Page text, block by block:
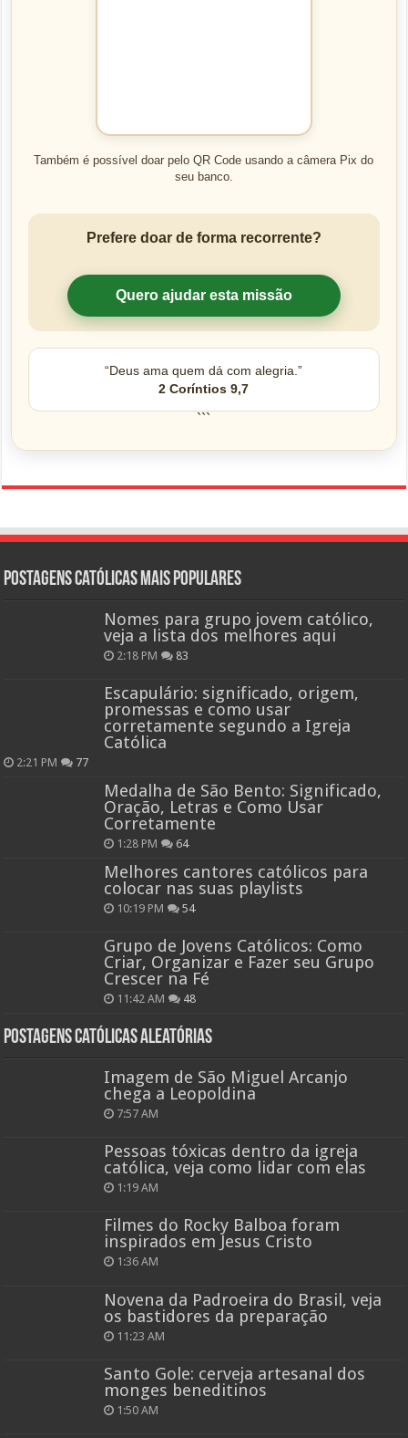
Também é possível doar pelo QR Code usando a câmera Pix do
seu banco.
Prefere doar de forma recorrente?
Quero ajudar esta missão
“Deus ama quem dá com alegria.”
2 Coríntios 9,7
```
Postagens católicas mais Populares
Nomes para grupo jovem católico,
veja a lista dos melhores aqui
2:18 PM 83
Escapulário: significado, origem,
promessas e como usar
corretamente segundo a Igreja
Católica
2:21 PM 77
Medalha de São Bento: Significado,
Oração, Letras e Como Usar
Corretamente
1:28 PM 64
Melhores cantores católicos para
colocar nas suas playlists
10:19 PM 54
Grupo de Jovens Católicos: Como
Criar, Organizar e Fazer seu Grupo
Crescer na Fé
11:42 AM 48
Postagens católicas aleatórias
Imagem de São Miguel Arcanjo
chega a Leopoldina
7:57 AM
Pessoas tóxicas dentro da igreja
católica, veja como lidar com elas
1:19 AM
Filmes do Rocky Balboa foram
inspirados em Jesus Cristo
1:36 AM
Novena da Padroeira do Brasil, veja
os bastidores da preparação
11:23 AM
Santo Gole: cerveja artesanal dos
monges beneditinos
1:50 AM